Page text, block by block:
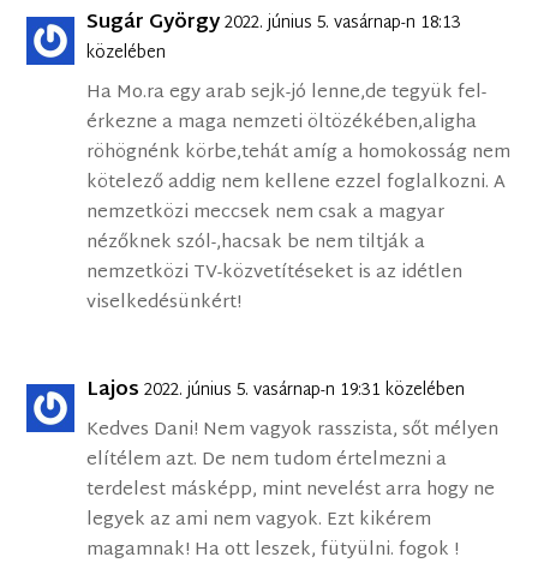
Sugár György2022. június 5. vasárnap-n 18:13
közelében
Ha Mo.ra egy arab sejk-jó lenne,de tegyük fel-
érkezne a maga nemzeti öltözékében,aligha
röhögnénk körbe,tehát amíg a homokosság nem
kötelező addig nem kellene ezzel foglalkozni. A
nemzetközi meccsek nem csak a magyar
nézőknek szól-,hacsak be nem tiltják a
nemzetközi TV-közvetítéseket is az idétlen
viselkedésünkért!
Lajos 2022. június 5. vasárnap-n 19:31 közelében
Kedves Dani! Nem vagyok rasszista, sőt mélyen
elítélem azt. De nem tudom értelmezni a
terdelest másképp, mint nevelést arra hogy ne
legyek az ami nem vagyok. Ezt kikérem
magamnak! Ha ott leszek, fütyülni. fogok !